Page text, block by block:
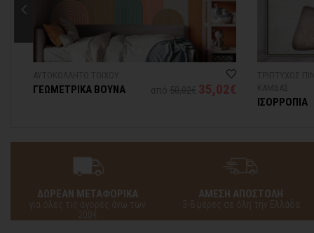
ΓΕΩΜΕΤΡΙΚΑ ΒΟΥΝΑ 35,02€
ΙΣΟΡΡΟΠΙΑ
ΔΩΡΕΑΝ ΜΕΤΑΦΟΡΙΚΑ
για όλες τις αγορές άνω των
200€
ΑΜΕΣΗ ΑΠΟΣΤΟΛΗ
3-8 μέρες σε όλη την Ελλάδα